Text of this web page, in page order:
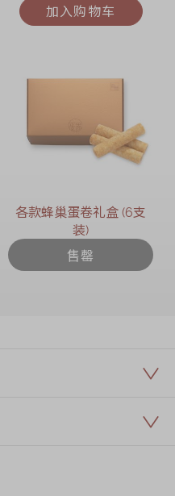
加入购物车
各款蜂巢蛋卷礼盒 (6支
装)
售罄